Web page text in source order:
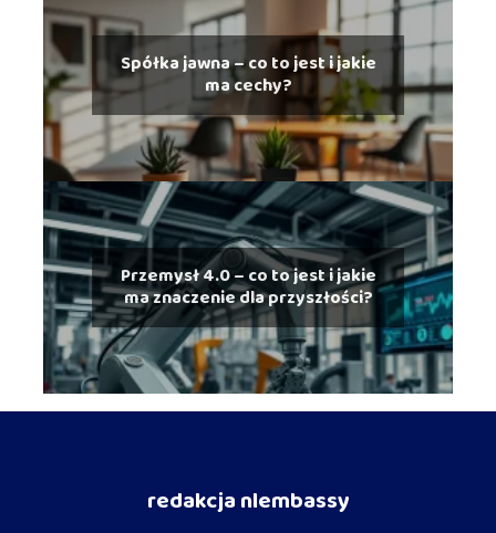
Spółka jawna – co to jest i jakie
ma cechy?
Przemysł 4.0 – co to jest i jakie
ma znaczenie dla przyszłości?
redakcja nlembassy